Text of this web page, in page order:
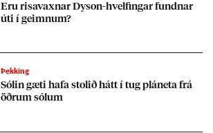
Eru risa­vaxn­ar Dy­son-hvelf­ing­ar fundn­ar
úti í geimn­um?
Þekking
Sól­in gæti hafa stol­ið hátt í tug plán­eta frá
öðr­um sól­um